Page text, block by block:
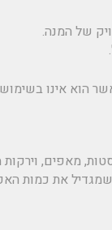
של המנה.
הוא אינו
מאפים, וירקות
שמגדיל את כמות